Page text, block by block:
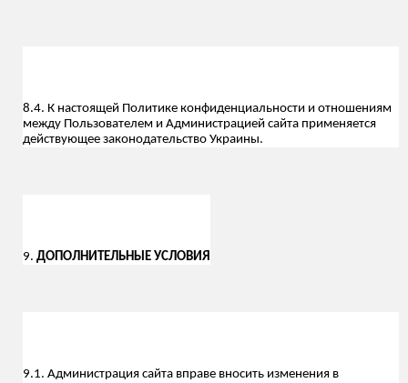
8.4. К настоящей Политике конфиденциальности и отношениям
между Пользователем и Администрацией сайта применяется
действующее законодательство Украины.
9. ДОПОЛНИТЕЛЬНЫЕ УСЛОВИЯ
9.1. Администрация сайта вправе вносить изменения в